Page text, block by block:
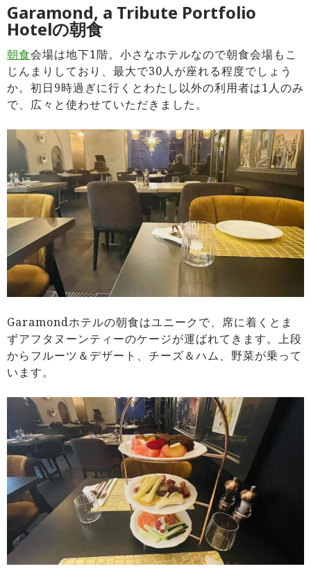
Garamond, a Tribute Portfolio
Hotelの朝食
朝食会場は地下1階。小さなホテルなので朝食会場もこ
じんまりしており、最大で30人が座れる程度でしょう
か。初日9時過ぎに行くとわたし以外の利用者は1人のみ
で、広々と使わせていただきました。
Garamondホテルの朝食はユニークで、席に着くとま
ずアフタヌーンティーのケージが運ばれてきます。上段
からフルーツ＆デザート、チーズ＆ハム、野菜が乗って
います。